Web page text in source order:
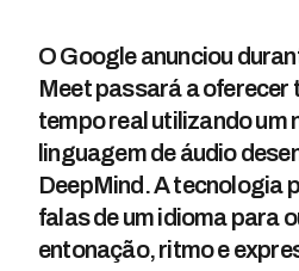
O Google anunciou
Meet passará a oferecer
tempo real utilizando um
linguagem de áudio
DeepMind. A tecnologia
falas de um idioma para
entonação, ritmo e